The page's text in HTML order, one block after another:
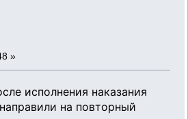
»
исполнения наказания
на повторный